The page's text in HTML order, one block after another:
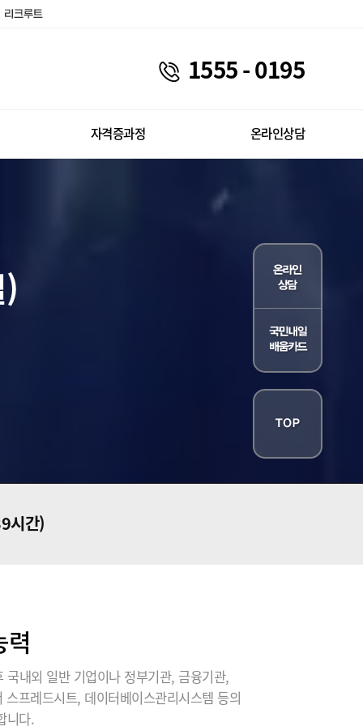
1555 - 0195
자격증과정 온라인상담
시간)
내외 일반 기업이나 정부기관, 금융기관,
프레드시트, 데이터베이스관리시스템 등의
니다.